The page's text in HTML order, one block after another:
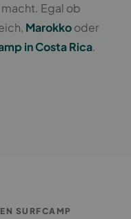
Egal ob
Marokkooder
in Costa Rica.
SURFCAMP